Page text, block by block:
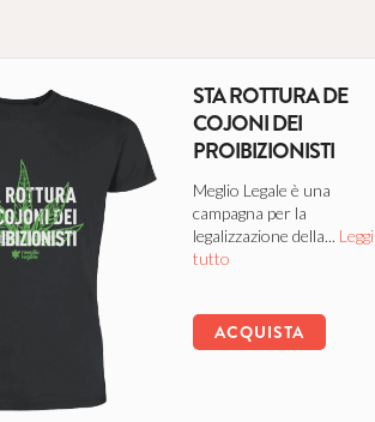
STA ROTTURA DE
COJONI DEI
PROIBIZIONISTI
Meglio Legale è una
campagna per la
legalizzazione della... Leggi
tutto
ACQUISTA